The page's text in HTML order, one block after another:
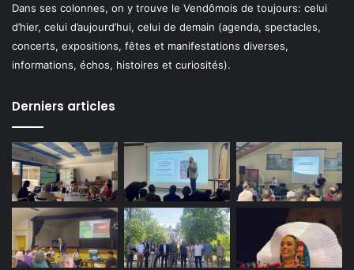
Dans ses colonnes, on y trouve le Vendômois de toujours: celui
d’hier, celui d’aujourd’hui, celui de demain (agenda, spectacles,
concerts, expositions, fêtes et manifestations diverses,
informations, échos, histoires et curiosités).
Derniers articles